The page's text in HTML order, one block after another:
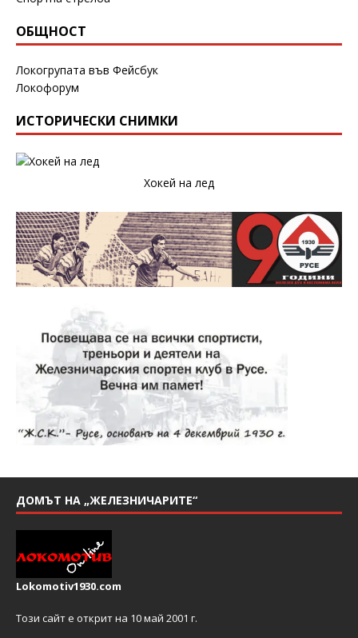
ОБЩНОСТ
Локогрупата във Фейсбук
Локофорум
ИСТОРИЧЕСКИ СНИМКИ
Хокей на лед
ДОМЪТ НА „ЖЕЛЕЗНИЧАРИТЕ“
Lokomotiv1930.com
Този сайт е открит на 10 май 2001 г.